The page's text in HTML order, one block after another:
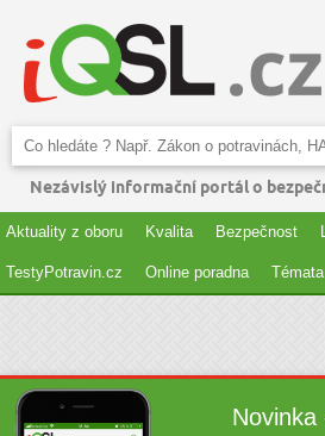
Nezávislý informační portál o
Aktuality z oboru Kvalita Bezpečnost
TestyPotravin.cz Online poradna Témata